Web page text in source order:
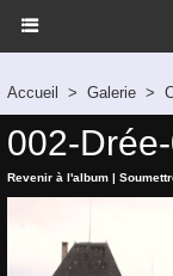
Accueil > Galerie >
002-
Revenir à l'album |